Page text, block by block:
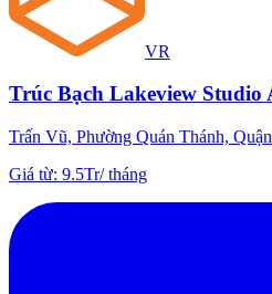
VR
Trúc Bạch Lakeview Studio
Trấn Vũ, Phường Quán Thánh,
Giá từ: 9.5Tr/tháng